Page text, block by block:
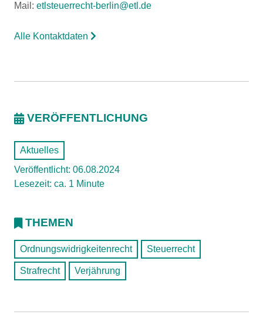
Mail: etlsteuerrecht-berlin@etl.de
Alle Kontaktdaten
VERÖFFENTLICHUNG
Aktuelles
Veröffentlicht: 06.08.2024
Lesezeit: ca. 1 Minute
THEMEN
Ordnungswidrigkeitenrecht Steuerrecht
Strafrecht Verjährung